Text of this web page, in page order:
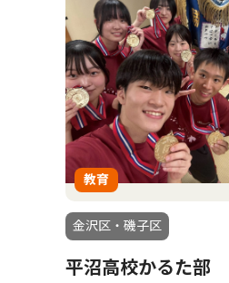
教育
金沢区・磯子区
平沼高校かるた部